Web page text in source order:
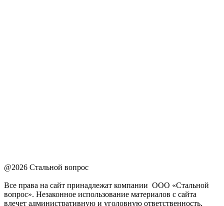
@2026 Стальной вопрос
Все права на сайт принадлежат компании ООО «Стальной
вопрос». Незаконное использование материалов с сайта
влечет административную и уголовную ответственность.